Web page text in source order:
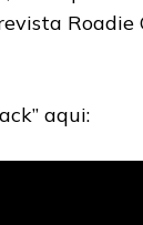
Roadie
aqui: